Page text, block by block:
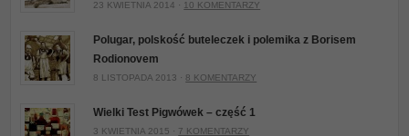
23 KWIETNIA 2014 · 10 KOMENTARZY
Polugar, polskość buteleczek i polemika z Borisem
Rodionovem
8 LISTOPADA 2013 · 8 KOMENTARZY
Wielki Test Pigwówek – część 1
3 KWIETNIA 2015 · 7 KOMENTARZY